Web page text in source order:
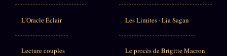
L'Oracle Éclair
Lecture couples
Les Limites · Lia Sagan
Le procès de Brigitte Macron